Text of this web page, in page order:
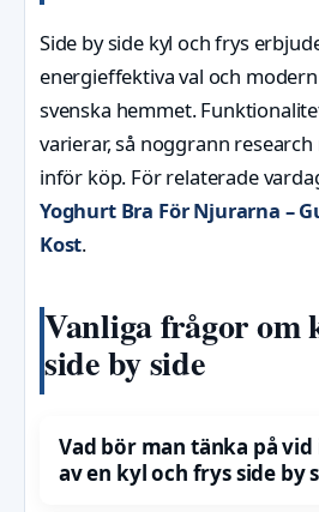
Side by side kyl och frys
energieffektiva val och
svenska hemmet.
varierar, så noggrann
inför köp. För relaterade
Yoghurt Bra För Njurarna –
Kost.
Vanliga frågor om
side by side
Vad bör man tänka på
av en kyl och frys side by